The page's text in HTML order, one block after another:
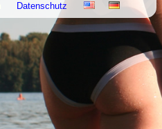
Datenschutz